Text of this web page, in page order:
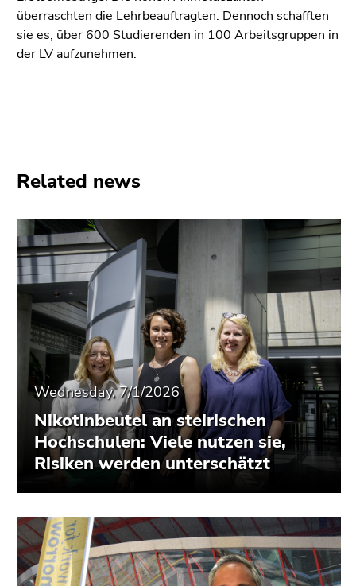
überraschten die Lehrbeauftragten. Dennoch schafften
sie es, über 600 Studierenden in 100 Arbeitsgruppen in
der LV aufzunehmen.
Related news
Wednesday, 7/1/2026
Nikotinbeutel an steirischen
Hochschulen: Viele nutzen sie,
Risiken werden unterschätzt